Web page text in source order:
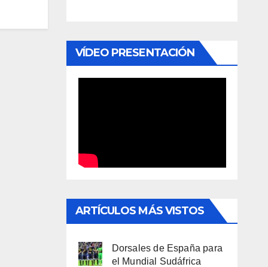
VÍDEO PRESENTACIÓN
ARTÍCULOS MÁS VISTOS
Dorsales de España para
el Mundial Sudáfrica